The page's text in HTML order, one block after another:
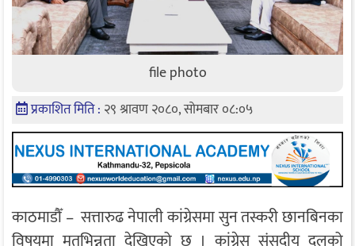
file photo
प्रकाशित मिति : २९ श्रावण २०८०, सोमबार ०८:०५
काठमाडौँ – सत्तारुढ नेपाली कांग्रेसमा सुन तस्करी छानबिनका